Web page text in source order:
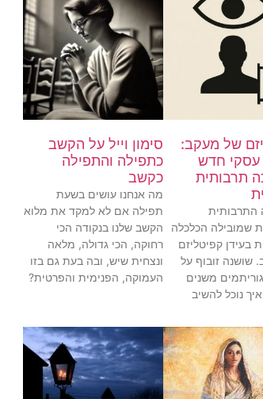
של מעקב:
עסקי חדש
תרבותית
התרבותית
שמובילה הכלכלה
בעידן קפיטליזם
שושנה זובוף על
משנים
נוכל להשיב
סימון וייל על הקשב
כתפילה והתפילה
כקשב
מה אנחנו עושים בשעת
תפילה אם לא למקד את מלוא
הקשב שלנו בנקודה הכי
רחוקה, הכי גדולה, מלאה
ונצחית שיש, ובה בעת גם בזו
העמוקה, הפנימית והפרטית?